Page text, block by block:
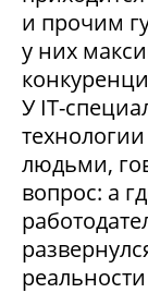
и прочим
у них
У IT-
людьми,
вопрос: а